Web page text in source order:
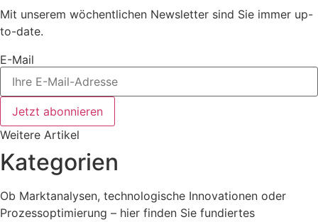
Mit unserem wöchentlichen Newsletter sind Sie immer up-
to-date.
E-Mail
Jetzt abonnieren
Weitere Artikel
Kategorien
Ob Marktanalysen, technologische Innovationen oder
Prozessoptimierung – hier finden Sie fundiertes